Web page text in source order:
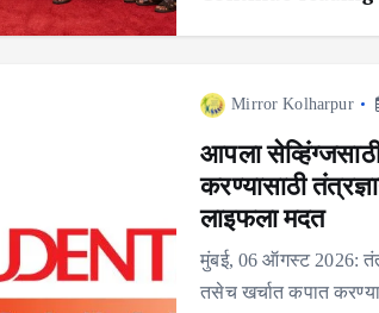
Mirror Kolharpur
आपला
करण्यासाठी
लाइफला मदत
मुंबई, 06 ऑगस्ट 2026:
तसेच खर्चात कपात